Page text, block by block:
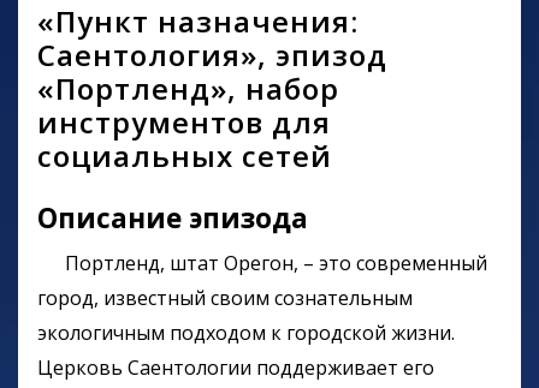
«Пункт назначения:
Саентология», эпизод
«Портленд», набор
инструментов для
социальных сетей
Описание эпизода
Портленд, штат Орегон, – это современный
город, известный своим сознательным
экологичным подходом к городской жизни.
Церковь Саентологии поддерживает его